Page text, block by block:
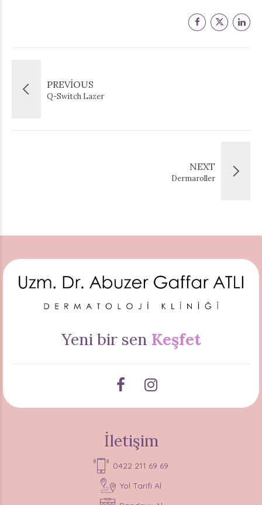
PREVIOUS
Q-Switch Lazer
NEXT
Dermaroller
Yeni bir sen Keşfet
İletişim
0422 211 69 69
Yol Tarifi Al